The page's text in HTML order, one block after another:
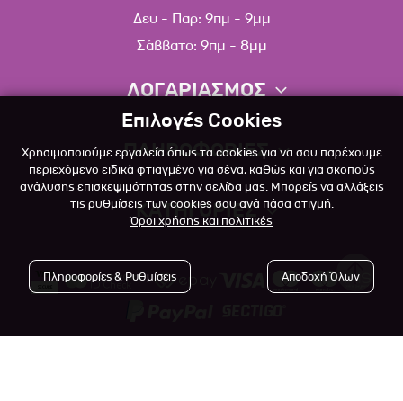
Δευ - Παρ: 9πμ - 9μμ
Σάββατο: 9πμ - 8μμ
ΛΟΓΑΡΙΑΣΜΟΣ
Πληροφορίες λογαριασμού
Λίστα αγαπημένων
Πολιτική επιστροφών
ΠΛΗΡΟΦΟΡΙΕΣ
Σχετικά
Επικοινωνία
Blog
Όροι Χρήσης
Πολιτική Απορρήτου
ΚΑΤΗΓΟΡΙΕΣ
Επιλογές Cookies
Χρησιμοποιούμε εργαλεία όπως τα cookies για να σου παρέχουμε
περιεχόμενο ειδικά φτιαγμένο για σένα, καθώς και για σκοπούς
ανάλυσης επισκεψιμότητας στην σελίδα μας. Μπορείς να αλλάξεις
τις ρυθμίσεις των cookies σου ανά πάσα στιγμή.
Όροι χρήσης και πολιτικές
Πληροφορίες & Ρυθμίσεις Αποδοχή Όλων